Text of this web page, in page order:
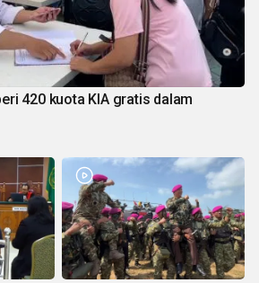
420 kuota KIA gratis dalam